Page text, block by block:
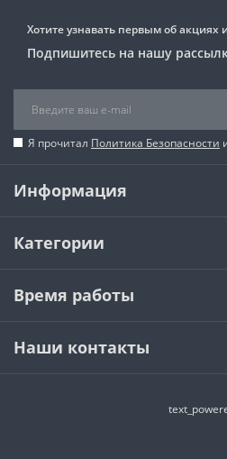
Хотите узнавать первым об акциях
Подпишитесь на нашу
Я прочитал Политика Безопасности
Информация
Категории
Время работы
Наши контакты